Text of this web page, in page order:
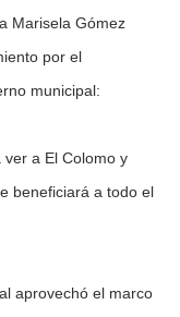
Marisela Gómez
por el
municipal:
ver a El Colomo y
beneficiará a todo el
aprovechó el marco